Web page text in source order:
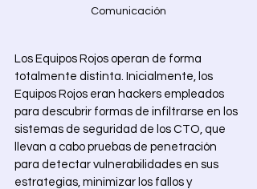
Comunicación
Los Equipos Rojos operan de forma
totalmente distinta. Inicialmente, los
Equipos Rojos eran hackers empleados
para descubrir formas de infiltrarse en los
sistemas de seguridad de los CTO, que
llevan a cabo pruebas de penetración
para detectar vulnerabilidades en sus
estrategias, minimizar los fallos y